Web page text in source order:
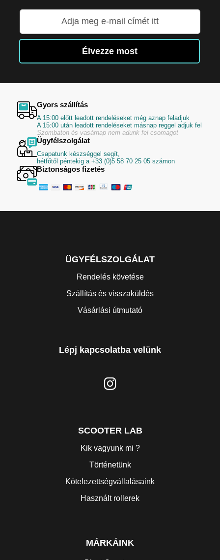
hírlevelünkre:
Élvezze most
Gyors szállítás
A 15:00 előtt leadott rendeléseket még aznap feladjuk
A 15:00 után leadott rendeléseket másnap reggel adjuk fel
Szombaton és vasárnap nem adunk fel csomagot
Ügyfélszolgálat
Csapatunk készséggel segít,
hétfőtől péntekig a +33 (0)5 58 70 25 05 számon
Biztonságos fizetés
ÜGYFÉLSZOLGÁLAT
Rendelés követése
Szállítás és visszaküldés
Vásárlási útmutató
Lépj kapcsolatba velünk
SCOOTER LAB
Kik vagyunk mi ?
Történetünk
Kötelezettségvállalásaink
Használt rollerek
MÁRKÁINK